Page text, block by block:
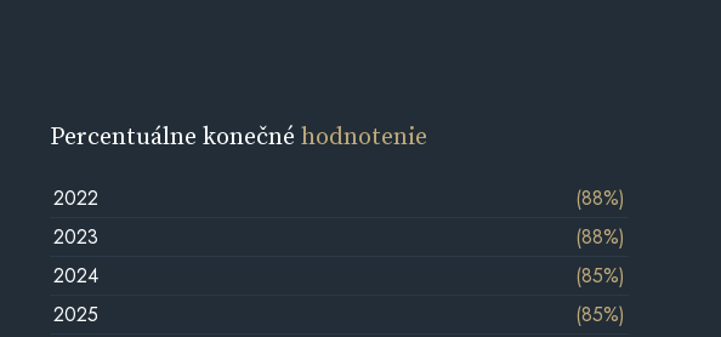
Percentuálne konečnéhodnotenie
2022
(88%)
2023
(88%)
2024
(85%)
2025
(85%)